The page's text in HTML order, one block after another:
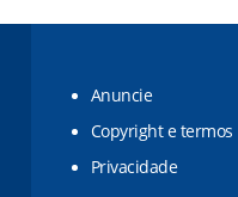
Anuncie
Copyright e termos
Privacidade